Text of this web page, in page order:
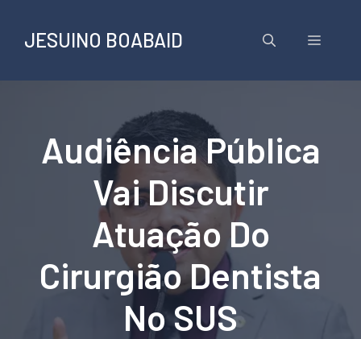
conteúdo
JESUINO BOABAID Menu
Audiência Pública
Vai Discutir
Atuação Do
Cirurgião Dentista
No SUS